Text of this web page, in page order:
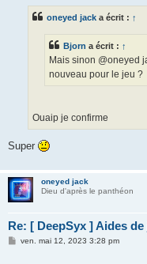
oneyed jack a écrit : ↑
Bjorn a écrit : ↑
Mais sinon @oneyed
nouveau pour le jeu ?
Ouaip je confirme
Super
oneyed jack
Dieu d'après le panthéon
Re: [ DeepSyx ] Aides
Mven. mai 12, 2023 3:28 pm